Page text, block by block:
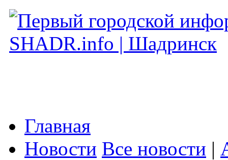
Главная
Новости Все новости |